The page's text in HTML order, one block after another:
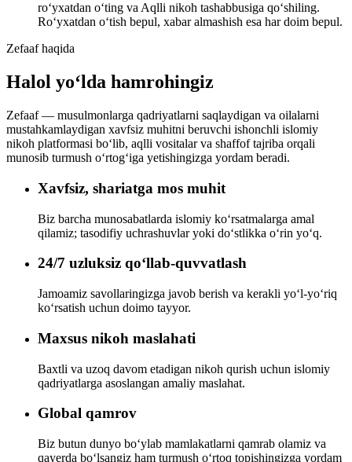
roʻyxatdan oʻting va Aqlli nikoh tashabbusiga qoʻshiling.
Roʻyxatdan oʻtish bepul, xabar almashish esa har doim bepul.
Zefaaf haqida
Halol yoʻlda hamrohingiz
Zefaaf — musulmonlarga qadriyatlarni saqlaydigan va oilalarni
mustahkamlaydigan xavfsiz muhitni beruvchi ishonchli islomiy
nikoh platformasi boʻlib, aqlli vositalar va shaffof tajriba orqali
munosib turmush oʻrtogʻiga yetishingizga yordam beradi.
Xavfsiz, shariatga mos muhit
Biz barcha munosabatlarda islomiy koʻrsatmalarga amal
qilamiz; tasodifiy uchrashuvlar yoki doʻstlikka oʻrin yoʻq.
24/7 uzluksiz qoʻllab-quvvatlash
Jamoamiz savollaringizga javob berish va kerakli yoʻl-yoʻriq
koʻrsatish uchun doimo tayyor.
Maxsus nikoh maslahati
Baxtli va uzoq davom etadigan nikoh qurish uchun islomiy
qadriyatlarga asoslangan amaliy maslahat.
Global qamrov
Biz butun dunyo boʻylab mamlakatlarni qamrab olamiz va
qayerda boʻlsangiz ham turmush oʻrtoq topishingizga yordam